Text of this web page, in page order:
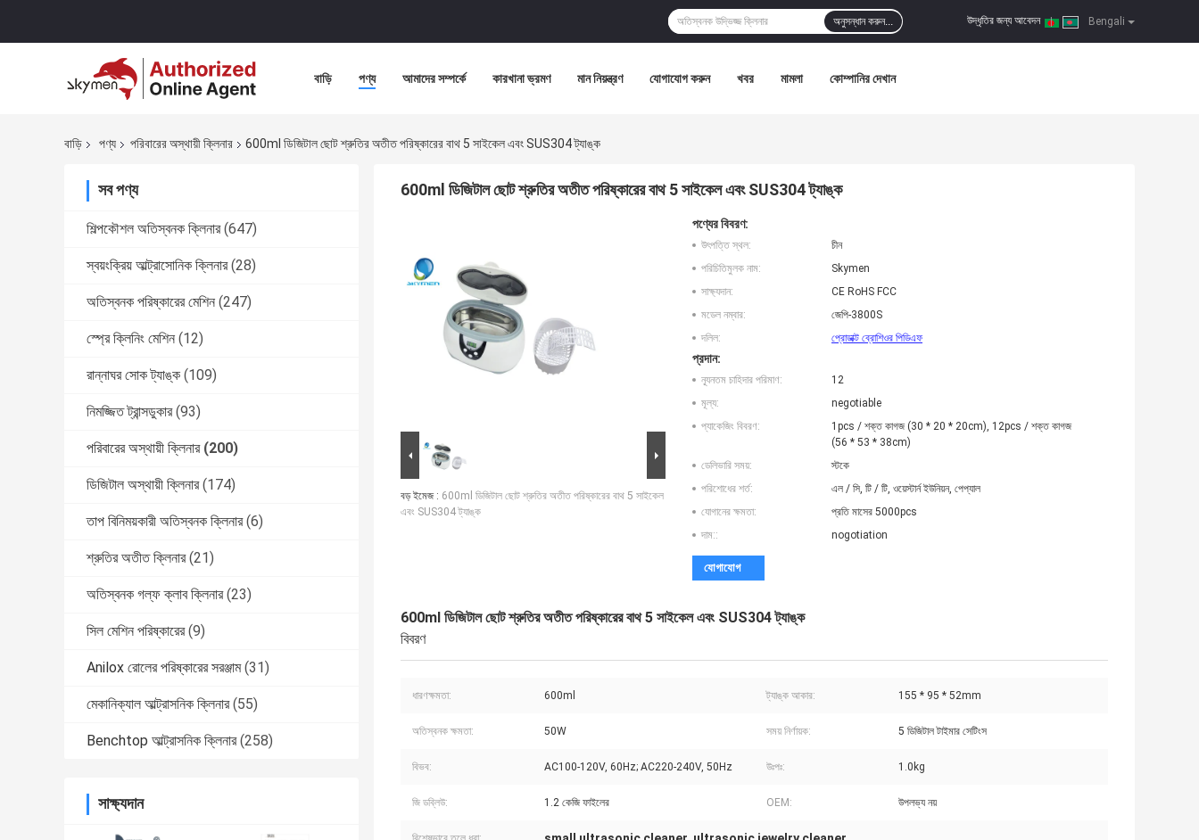
Bengali
উদ্ধৃতির জন্য আবেদন |
অনুসন্ধান করুন...
বাড়ি পণ্য আমাদের সম্পর্কে কারখানা ভ্রমণ মান নিয়ন্ত্রণ যোগাযোগ করুন খবর মামলা কোম্পানির দেখান
বাড়ি পণ্য পরিবারের অস্থায়ী ক্লিনার 600ml ডিজিটাল ছোট শ্রুতির অতীত পরিষ্কারের বাথ 5 সাইকেল এবং SUS304 ট্যাঙ্ক
সব পণ্য
শিল্পকৌশল অতিস্বনক ক্লিনার (647)
স্বয়ংক্রিয় আল্ট্রাসোনিক ক্লিনার (28)
অতিস্বনক পরিষ্কারের মেশিন (247)
স্প্রে ক্লিনিং মেশিন (12)
রান্নাঘর সোক ট্যাঙ্ক (109)
নিমজ্জিত ট্রান্সডুকার (93)
পরিবারের অস্থায়ী ক্লিনার (200)
ডিজিটাল অস্থায়ী ক্লিনার (174)
তাপ বিনিময়কারী অতিস্বনক ক্লিনার (6)
শ্রুতির অতীত ক্লিনার (21)
অতিস্বনক গল্ফ ক্লাব ক্লিনার (23)
সিল মেশিন পরিষ্কারের (9)
Anilox রোলের পরিষ্কারের সরঞ্জাম (31)
মেকানিক্যাল আল্ট্রাসনিক ক্লিনার (55)
Benchtop আল্ট্রাসনিক ক্লিনার (258)
সাক্ষ্যদান
600ml ডিজিটাল ছোট শ্রুতির অতীত পরিষ্কারের বাথ 5 সাইকেল এবং SUS304 ট্যাঙ্ক
বড় ইমেজ : 600ml ডিজিটাল ছোট শ্রুতির অতীত পরিষ্কারের বাথ 5 সাইকেল
এবং SUS304 ট্যাঙ্ক
পণ্যের বিবরণ:
উৎপত্তি স্থল:
চীন
পরিচিতিমুলক নাম:
Skymen
সাক্ষ্যদান:
CE RoHS FCC
মডেল নম্বার:
জেপি-3800S
দলিল:
প্রোডাক্ট ব্রোশিওর পিডিএফ
প্রদান:
ন্যূনতম চাহিদার পরিমাণ:
12
মূল্য:
negotiable
প্যাকেজিং বিবরণ:
1pcs / শক্ত কাগজ (30 * 20 * 20cm), 12pcs / শক্ত কাগজ
(56 * 53 * 38cm)
ডেলিভারি সময়:
স্টকে
পরিশোধের শর্ত:
এল / সি, টি / টি, ওয়েস্টার্ন ইউনিয়ন, পেপ্যাল
যোগানের ক্ষমতা:
প্রতি মাসের 5000pcs
দাম::
nogotiation
যোগাযোগ
600ml ডিজিটাল ছোট শ্রুতির অতীত পরিষ্কারের বাথ 5 সাইকেল এবং SUS304 ট্যাঙ্ক
বিবরণ
ধারণক্ষমতা: 600ml ট্যাঙ্ক আকার: 155 * 95 * 52mm
অতিস্বনক ক্ষমতা: 50W সময় নির্ণায়ক: 5 ডিজিটাল টাইমার সেটিংস
বিভব: AC100-120V, 60Hz; AC220-240V, 50Hz উঃপঃ: 1.0kg
জি ডব্লিউ: 1.2 কেজি ফাইলের OEM: উপলভ্য নয়